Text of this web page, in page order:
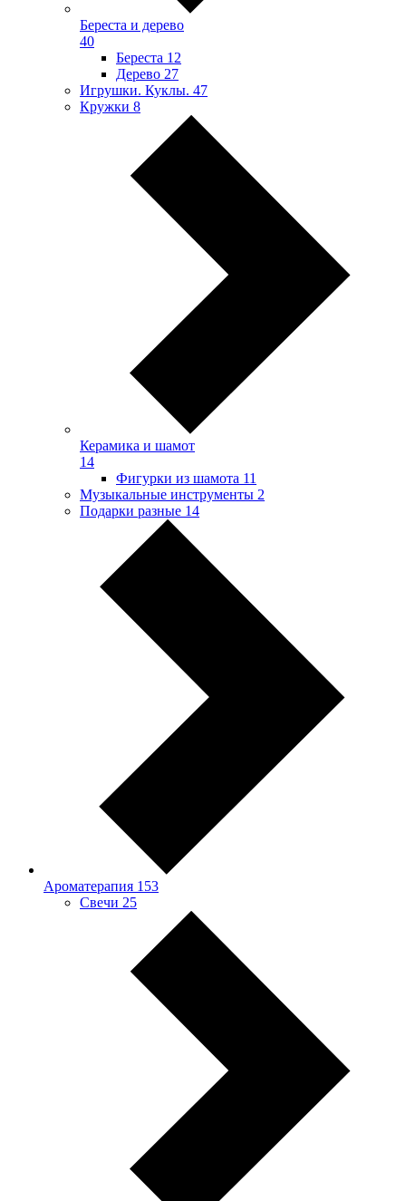
Береста и дерево
40
Береста 12
Дерево 27
Игрушки. Куклы. 47
Кружки 8
Керамика и шамот
14
Фигурки из шамота 11
Музыкальные инструменты 2
Подарки разные 14
Ароматерапия 153
Свечи 25